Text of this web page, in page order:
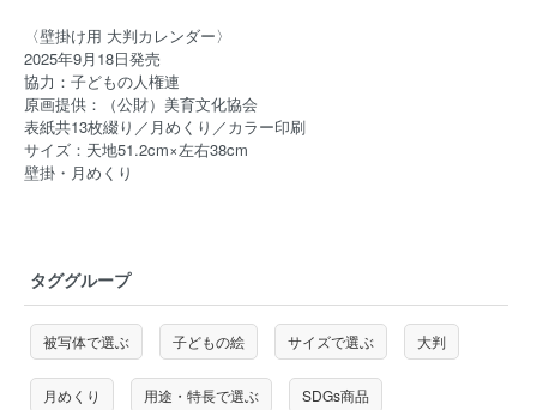
〈壁掛け用 大判カレンダー〉
2025年9月18日発売
協力：子どもの人権連
原画提供：（公財）美育文化協会
表紙共13枚綴り／月めくり／カラー印刷
サイズ：天地51.2cm×左右38cm
壁掛・月めくり
タググループ
被写体で選ぶ 子どもの絵 サイズで選ぶ 大判
月めくり 用途・特長で選ぶ SDGs商品